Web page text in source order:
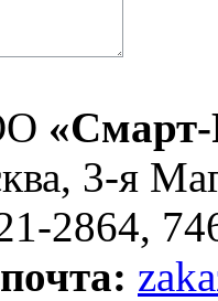
3-я
2864,